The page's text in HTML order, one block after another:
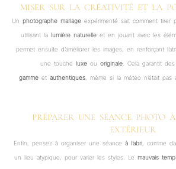
MISER SUR LA CRÉATIVITÉ ET LA
Un photographe mariage expérimenté sait comment tirer
utilisant la lumière naturelleet en jouant avec les
permet ensuite d’améliorer les images, en renforçant
une touche luxe ou originale . Cela garantit
gammeet authentiques, même si la météo n’était pas
PRÉPARER UNE SÉANCE PHOTO
EXTÉRIEUR
Enfin, pensez à organiser une séance à l’abri, comme
un lieu atypique, pour varier les styles. Le mauvais